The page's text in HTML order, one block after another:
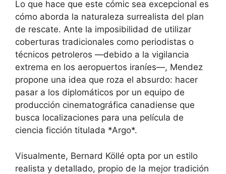
Lo que hace que este cómic sea excepcional es
cómo aborda la naturaleza surrealista del plan
de rescate. Ante la imposibilidad de utilizar
coberturas tradicionales como periodistas o
técnicos petroleros —debido a la vigilancia
extrema en los aeropuertos iraníes—, Mendez
propone una idea que roza el absurdo: hacer
pasar a los diplomáticos por un equipo de
producción cinematográfica canadiense que
busca localizaciones para una película de
ciencia ficción titulada *Argo*.
Visualmente, Bernard Köllé opta por un estilo
realista y detallado, propio de la mejor tradición